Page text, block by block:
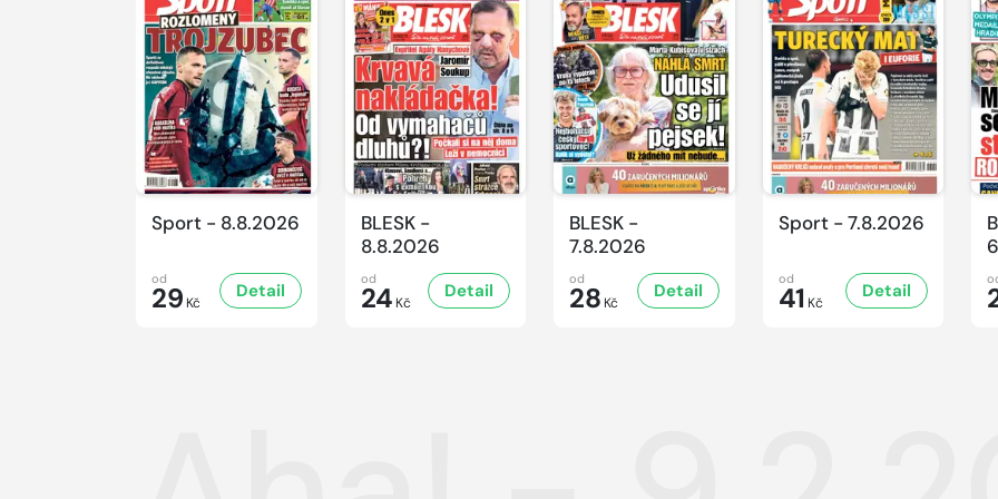
Sport - 8.8.2026
od
29 Kč
Detail
BLESK -
8.8.2026
od
24 Kč
Detail
BLESK -
7.8.2026
od
28 Kč
Detail
Sport - 7.8.2026
od
41 Kč
Detail